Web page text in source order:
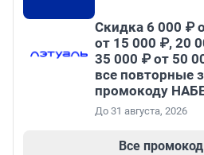
Скидка 6 000 ₽
от 15 000 ₽, 20
35 000 ₽ от 50
все повторные
промокоду
До 31 августа, 2026
Все